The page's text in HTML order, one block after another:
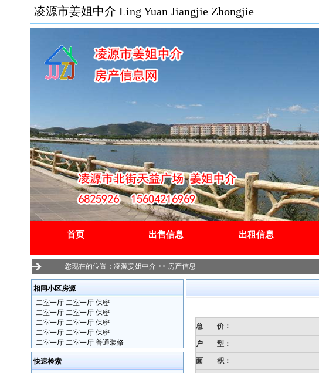
凌源市姜姐中介 Ling Yuan Jiangjie Zhongjie
首页 出售信息 出租信息
您现在的位置： 凌源姜姐中介 >> 房产信息
相同小区房源
二室一厅 二室一厅 保密
二室一厅 二室一厅 保密
二室一厅 二室一厅 保密
二室一厅 二室一厅 保密
二室一厅 二室一厅 普通装修
快速检索
总 价：
户 型：
面 积：